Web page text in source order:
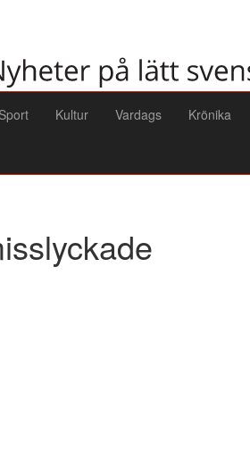
Sport Kultur Vardags Krönika